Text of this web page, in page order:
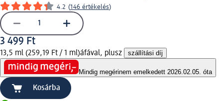
4.2 (146 értékelés)
3 499 Ft
13,5 ml (259,19 Ft / 1 ml)áfával, plusz szállítási díj
Mindig megérinem emelkedett 2026.02.05. óta
Kosárba